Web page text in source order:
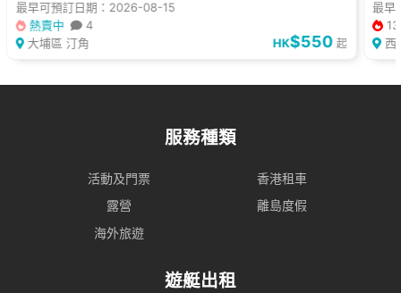
最早可預訂日期：2026-08-15
熱賣中
4
大埔區 汀角
HK$550 起
最早
西
服務種類
活動及門票
香港租車
露營
離島度假
海外旅遊
遊艇出租